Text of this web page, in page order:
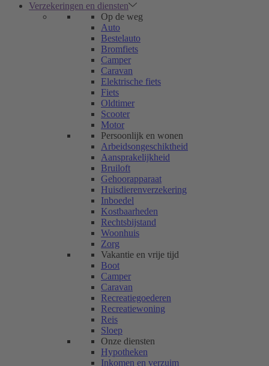
Verzekeringen en diensten
Op de weg
Auto
Bestelauto
Bromfiets
Camper
Caravan
Elektrische fiets
Fiets
Oldtimer
Scooter
Motor
Persoonlijk en wonen
Arbeidsongeschiktheid
Aansprakelijkheid
Bruiloft
Gehoorapparaat
Huisdierenverzekering
Inboedel
Kostbaarheden
Rechtsbijstand
Woonhuis
Zorg
Vakantie en vrije tijd
Boot
Camper
Caravan
Recreatiegoederen
Recreatiewoning
Reis
Sloep
Onze diensten
Hypotheken
Inkomen en verzuim